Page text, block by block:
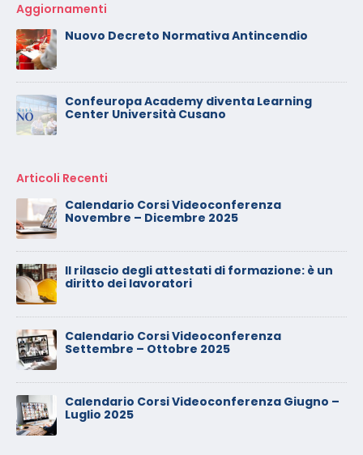
Aggiornamenti
Nuovo Decreto Normativa Antincendio
Confeuropa Academy diventa Learning
Center Università Cusano
Articoli Recenti
Calendario Corsi Videoconferenza
Novembre – Dicembre 2025
Il rilascio degli attestati di formazione: è un
diritto dei lavoratori
Calendario Corsi Videoconferenza
Settembre – Ottobre 2025
Calendario Corsi Videoconferenza Giugno –
Luglio 2025